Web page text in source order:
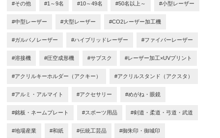
#その他 #1～9名 #10～49名 #50名以上～ #小型レーザー
#中型レーザー #大型レーザー #CO2レーザー加工機
#ガルバノレーザー #ハイブリッドレーザー #ファイバーレーザー
#溶接機 #圧空成形機 #サブスク #レーザー加工×UVプリント
#アクリルキーホルダー（アクキー） #アクリルスタンド（アクスタ）
#アルミ・アルマイト #アクセサリー #めがね・眼鏡
#銘板・ネームプレート #スポーツ用品 #剣道・柔道・弓道・武道
#地場産業 #和紙 #伝統工芸品 #御朱印・御城印